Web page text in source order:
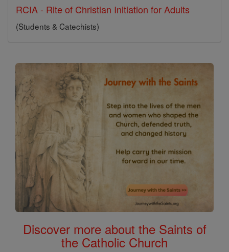
RCIA - Rite of Christian Initiation for Adults
(Students & Catechists)
Discover more about the Saints of
the Catholic Church